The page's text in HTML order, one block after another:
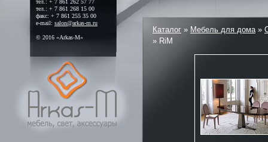
тел.: + 7 861 262 57 77
тел.: + 7 861 268 15 00
факс: + 7 861 255 35 00
e-mail: salon@arkas-m.ru
© 2016 «Arkas-M»
Каталог » Мебель для дома»
» RiM